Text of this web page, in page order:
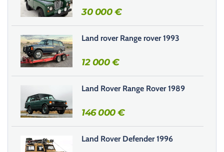
s
e
c
e
c
h
m
p
v
d
30 000€
Land rover Range rover 1993
12 000€
Land Rover Range Rover 1989
146 000€
Land Rover Defender 1996